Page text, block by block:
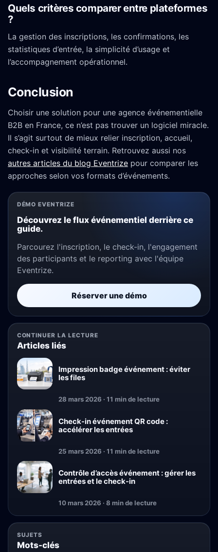
Quels critères comparer entre plateformes
?
La gestion des inscriptions, les confirmations, les
statistiques d’entrée, la simplicité d’usage et
l’accompagnement opérationnel.
Conclusion
Choisir une solution pour une agence événementielle
B2B en France, ce n’est pas trouver un logiciel miracle.
Il s’agit surtout de mieux relier inscription, accueil,
check-in et visibilité terrain. Retrouvez aussi nos
autres articles du blog Eventrize pour comparer les
approches selon vos formats d’événements.
DÉMO EVENTRIZE
Découvrez le flux événementiel derrière ce
guide.
Parcourez l'inscription, le check-in, l'engagement
des participants et le reporting avec l'équipe
Eventrize.
Réserver une démo
CONTINUER LA LECTURE
Articles liés
Impression badge événement : éviter
les files
28 mars 2026 · 11 min de lecture
Check-in événement QR code :
accélérer les entrées
25 mars 2026 · 11 min de lecture
Contrôle d’accès événement : gérer les
entrées et le check-in
10 mars 2026 · 8 min de lecture
SUJETS
Mots-clés